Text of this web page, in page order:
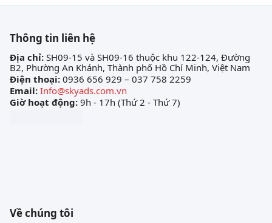
Thông tin liên hệ
Địa chỉ: SH09-15 và SH09-16 thuộc khu 122-124, Đường
B2, Phường An Khánh, Thành phố Hồ Chí Minh, Việt Nam
Điện thoại: 0936 656 929 – 037 758 2259
Email: Info@skyads.com.vn
Giờ hoạt động: 9h - 17h (Thứ 2 - Thứ 7)
Về chúng tôi